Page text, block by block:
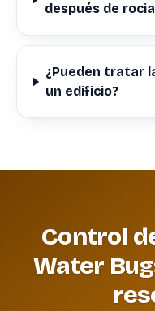
después de
¿Pueden tratar
un edificio?
Control
Water